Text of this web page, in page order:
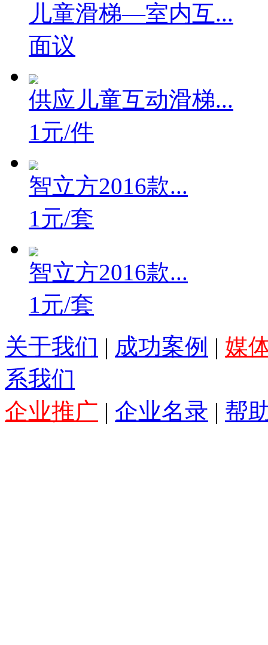
儿童滑梯—室内互...
面议
供应儿童互动滑梯...
1元/件
智立方2016款...
1元/套
智立方2016款...
1元/套
关于我们 | 成功案例 | 媒
系我们
企业推广 | 企业名录 | 帮